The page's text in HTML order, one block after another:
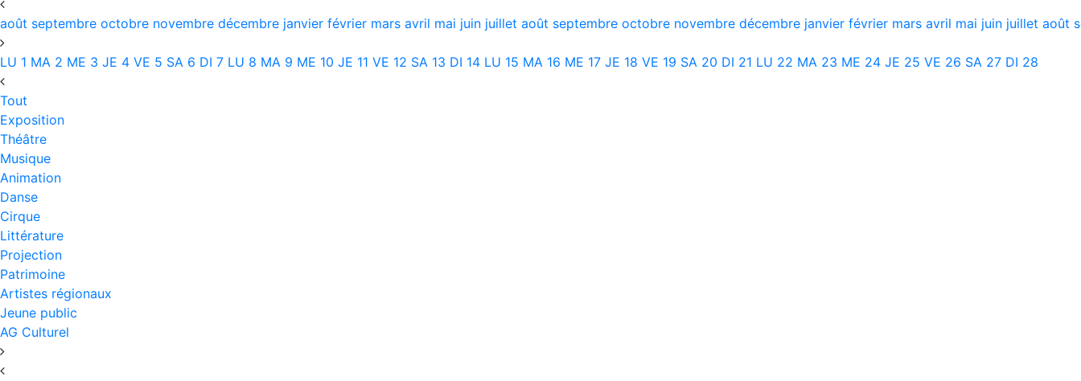
août septembre octobre novembre décembre janvier février mars avril mai juin juillet août septembre octobre novembre décembre janvier février mars avril mai juin juillet août
LU 1 MA 2 ME 3 JE 4 VE 5 SA 6 DI 7 LU 8 MA 9 ME 10 JE 11 VE 12 SA 13 DI 14 LU 15 MA 16 ME 17 JE 18 VE 19 SA 20 DI 21 LU 22 MA 23 ME 24 JE 25 VE 26 SA 27 DI 28
Tout
Exposition
Théâtre
Musique
Animation
Danse
Cirque
Littérature
Projection
Patrimoine
Artistes régionaux
Jeune public
AG Culturel